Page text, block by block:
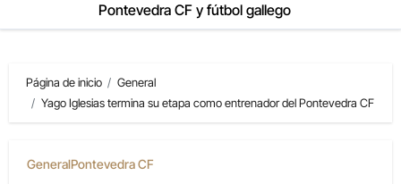
Pontevedra CF y fútbol gallego
Página de inicio
General
Yago Iglesias termina su etapa como entrenador del Pontevedra CF
GeneralPontevedra CF